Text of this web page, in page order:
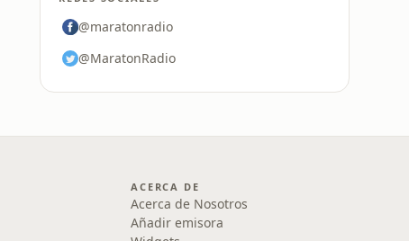
@maratonradio
@MaratonRadio
ACERCA DE
Acerca de Nosotros
Añadir emisora